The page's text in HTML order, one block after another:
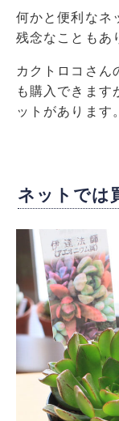
何かと便利なネ
残念なこともあ
カクトロコさん
も購入できま
ットがあります。
ネットでは